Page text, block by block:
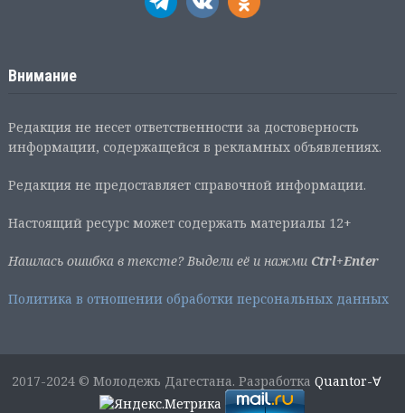
Внимание
Редакция не несет ответственности за достоверность
информации, содержащейся в рекламных объявлениях.
Редакция не предоставляет справочной информации.
Настоящий ресурс может содержать материалы 12+
Нашлась ошибка в тексте? Выдели её и нажми Ctrl+Enter
Политика в отношении обработки персональных данных
2017-2024 © Молодежь Дагестана. РазработкаQuantor-∀